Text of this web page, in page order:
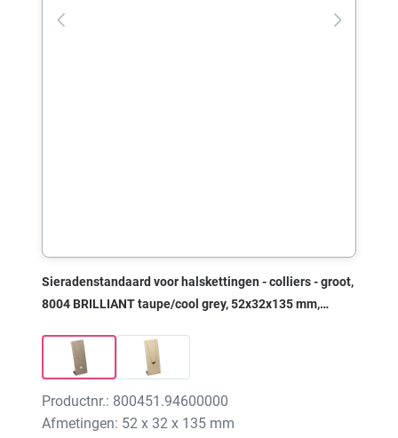
Sieradenstandaard voor halskettingen - colliers - groot,
8004 BRILLIANT taupe/cool grey, 52x32x135 mm,
Productnr.: 800451.94600000
Afmetingen: 52 x 32 x 135 mm